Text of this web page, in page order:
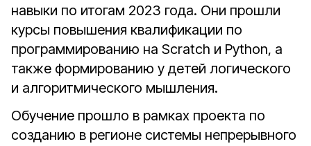
навыки по итогам 2023 года. Они прошли
курсы повышения квалификации по
программированию на Scratch и Python, а
также формированию у детей логического
и алгоритмического мышления.
Обучение прошло в рамках проекта по
созданию в регионе системы непрерывного